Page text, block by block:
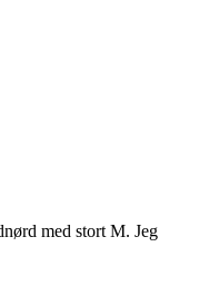
med stort M. Jeg